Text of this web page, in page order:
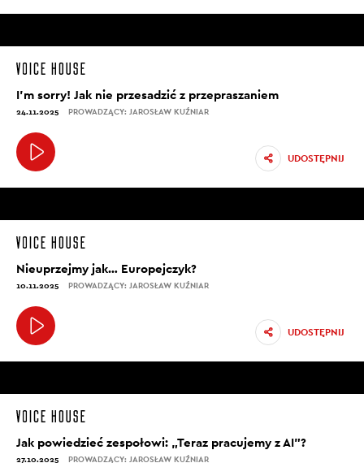
I’m sorry! Jak nie przesadzić z przepraszaniem
24.11.2025 PROWADZĄCY: JAROSŁAW KUŹNIAR
UDOSTĘPNIJ
Nieuprzejmy jak… Europejczyk?
10.11.2025 PROWADZĄCY: JAROSŁAW KUŹNIAR
UDOSTĘPNIJ
Jak powiedzieć zespołowi: „Teraz pracujemy z AI”?
27.10.2025 PROWADZĄCY: JAROSŁAW KUŹNIAR